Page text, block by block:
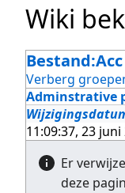
Wiki
Verberg
Adminstrative
11:09:37, 23 juni
Er
deze